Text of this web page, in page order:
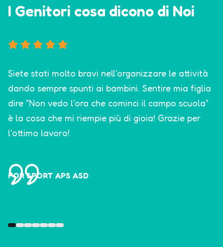
I Genitori cosa dicono di Noi
Siete stati molto bravi nell'organizzare le attività
dando sempre spunti ai bambini. Sentire mia figlia
dire "Non vedo l'ora che cominci il campo scuola"
è la cosa che mi riempie più di gioia! Grazie per
l'ottimo lavoro!
FOR SPORT APS ASD